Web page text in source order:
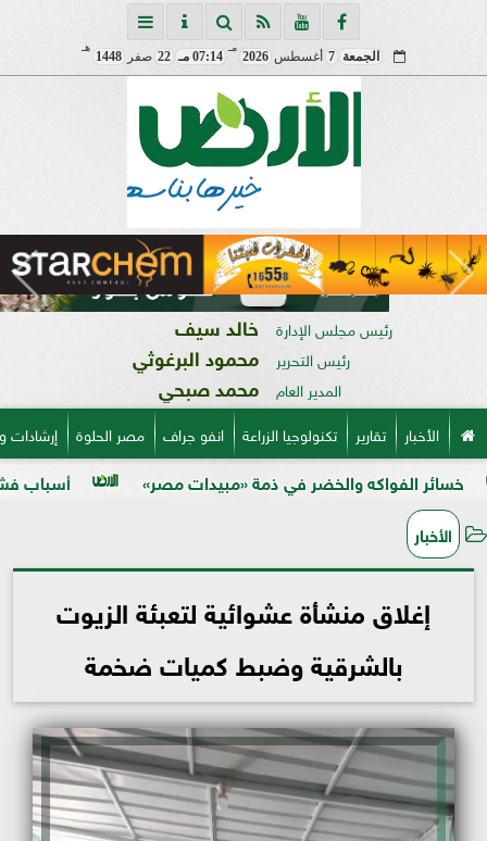
الجمعة 7 أغسطس 2026
مـ
07:14 مـ 22 صفر 1448
هـ
رئيس مجلس الإدارة خالد سيف
رئيس التحرير محمود البرغوثي
المدير العام محمد صبحي
الأخبار تقارير تكنولوجيا الزراعة انفو جراف مصر الحلوة
أسباب فشل تحجيم والخضر في ذمة «مبيدات مصر»
الأخبار
إغلاق منشأة عشوائية لتعبئة الزيوت
بالشرقية وضبط كميات ضخمة